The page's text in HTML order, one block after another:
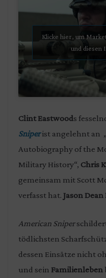
Klicke hier, um
und diesen
Clint Eastwoods
Sniperist angelehnt an
Autobiography of the
Military History“, Chris
gemeinsam mit Scott
verfasst hat. Jason Dean
American Sniper
tödlichsten
dessen Einsätze nicht
und sein Familienleben